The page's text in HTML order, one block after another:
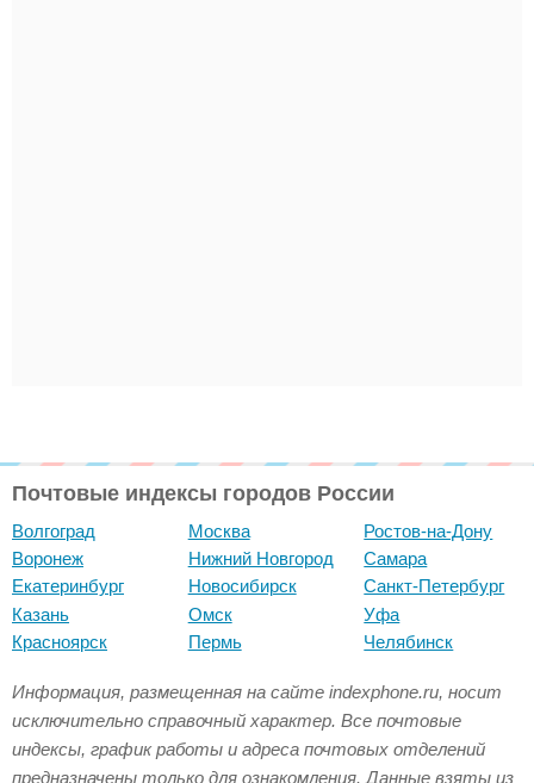
Почтовые индексы городов России
Волгоград
Воронеж
Екатеринбург
Казань
Красноярск
Москва
Нижний Новгород
Новосибирск
Омск
Пермь
Ростов-на-Дону
Самара
Санкт-Петербург
Уфа
Челябинск
Информация, размещенная на сайте indexphone.ru, носит
исключительно справочный характер. Все почтовые
индексы, график работы и адреса почтовых отделений
предназначены только для ознакомления. Данные взяты из